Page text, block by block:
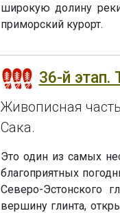
широкую долину
приморский курорт.
36-й этап.
Живописная
Сака.
Это один из самых
благоприятных
Северо-Эстонского
вершину глинта,